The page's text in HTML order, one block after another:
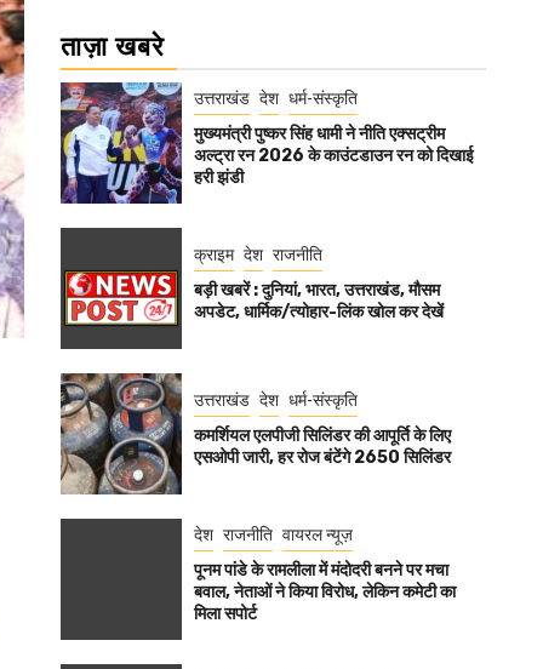
ताज़ा खबरे
उत्तराखंड देश धर्म-संस्कृति
मुख्यमंत्री पुष्कर सिंह धामी ने नीति एक्सट्रीम
अल्ट्रा रन 2026 के काउंटडाउन रन को दिखाई
हरी झंडी
क्राइम देश राजनीति
बड़ी खबरें : दुनियां, भारत, उत्तराखंड, मौसम
अपडेट, धार्मिक/त्योहार-लिंक खोल कर देखें
उत्तराखंड देश धर्म-संस्कृति
कमर्शियल एलपीजी सिलिंडर की आपूर्ति के लिए
एसओपी जारी, हर रोज बंटेंगे 2650 सिलिंडर
देश राजनीति वायरल न्यूज़
पूनम पांडे के रामलीला में मंदोदरी बनने पर मचा
बवाल, नेताओं ने किया विरोध, लेकिन कमेटी का
मिला सपोर्ट